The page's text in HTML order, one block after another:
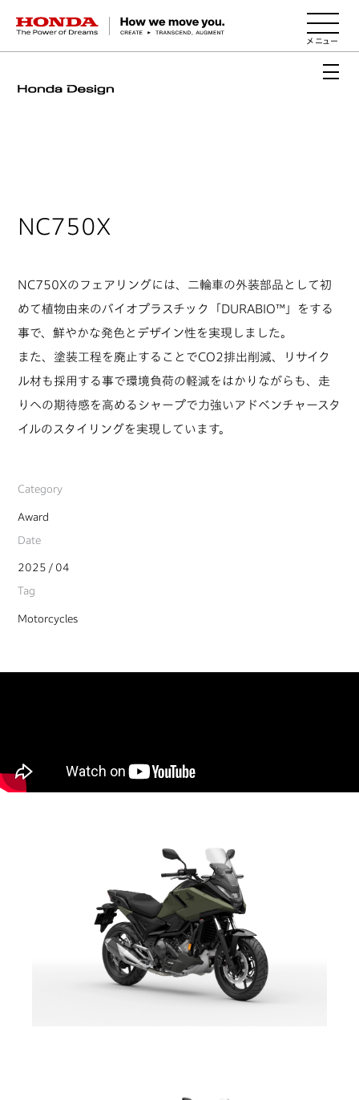
HONDA The Power of Dreams
NC750X
Category
Award
Date
2025 / 04
Tag
Motorcycles
NC750Xのフェアリングには、二輪車の外装部品として初
めて植物由来のバイオプラスチック「DURABIO™」をする
事で、鮮やかな発色とデザイン性を実現しました。
また、塗装工程を廃止することでCO2排出削減、リサイク
ル材も採用する事で環境負荷の軽減をはかりながらも、走
りへの期待感を高めるシャープで力強いアドベンチャースタ
イルのスタイリングを実現しています。